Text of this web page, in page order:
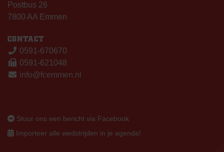
Postbus 26
7800 AA Emmen
CONTACT
0591-670670
0591-621048
info@fcemmen.nl
Stuur ons een bericht via Facebook
Importeer alle wedstrijden in je agenda!